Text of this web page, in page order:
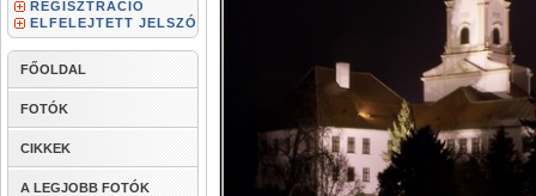
REGISZTRÁCIÓ
ELFELEJTETT JELSZÓ
FŐOLDAL
FOTÓK
CIKKEK
A LEGJOBB FOTÓK